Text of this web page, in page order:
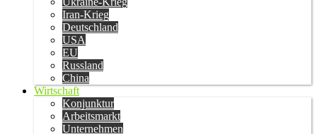
Iran-Krieg
Deutschland
USA
EU
Russland
China
Wirtschaft
Konjunktur
Arbeitsmarkt
Unternehmen